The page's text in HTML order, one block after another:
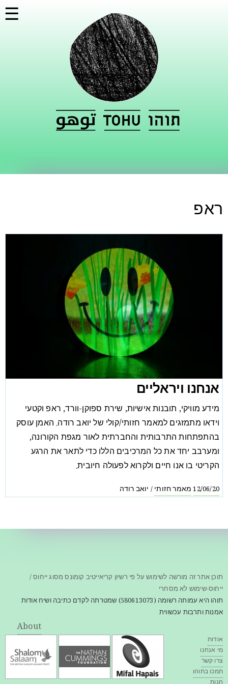
☰
ראפ
אנחנו ויראליים
מידע מוויקי, תובנות אישיות, שירת ספוקן-וורד, ראפ וקטעי
וידאו מתמזגים למאמר חזותי/קולי של יואב רודה. האמן עוסק
בהתפתחות התרבותית והחברתית לאור מגפת הקורונה,
ומערבב יחד את כל המרכיבים הללו כדי לתאר את הרגע
הקריטי בו אנו חיים ולקרוא לפעולה חיובית.
12/06/20מאמר חזותי/ יואב רודה
תוכן אתר זה מורשה לשימוש על פי רשיון קריאייטיב קומונס מסוג ייחוס /
ייחוס-שימוש לא מסחרי
תוהו היא עמותה רשומה (580613073) שמטרתה לקדם כתיבה ושיח אודות
אמנות ותרבות עכשווית
About
אודות
מי אנחנו
צרו קשר
תמכו בתוהו